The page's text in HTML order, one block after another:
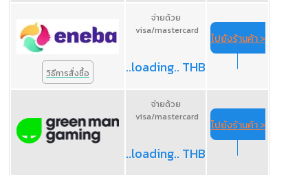
วิธีการสั่งซื้อ
จ่ายด้วย
visa/mastercard
..loading.. THB
ไปยังร้านค้า >
จ่ายด้วย
visa/mastercard
..loading.. THB
ไปยังร้านค้า >